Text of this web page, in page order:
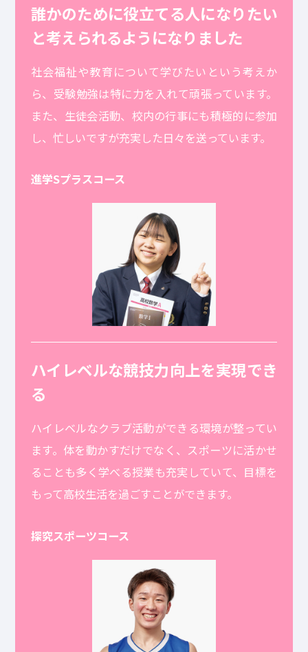
誰かのために役立てる人になりたい
と考えられるようになりました
社会福祉や教育について学びたいという考えか
ら、受験勉強は特に力を入れて頑張っています。
また、生徒会活動、校内の行事にも積極的に参加
し、忙しいですが充実した日々を送っています。
進学Sプラスコース
ハイレベルな競技力向上を実現でき
る
ハイレベルなクラブ活動ができる環境が整ってい
ます。体を動かすだけでなく、スポーツに活かせ
ることも多く学べる授業も充実していて、目標を
もって高校生活を過ごすことができます。
探究スポーツコース